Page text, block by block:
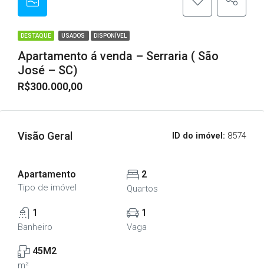
DESTAQUE USADOS DISPONÍVEL
Apartamento á venda – Serraria ( São
José – SC)
R$300.000,00
Visão Geral ID do imóvel: 8574
Apartamento
Tipo de imóvel
2
Quartos
1
Banheiro
1
Vaga
45M2
m²